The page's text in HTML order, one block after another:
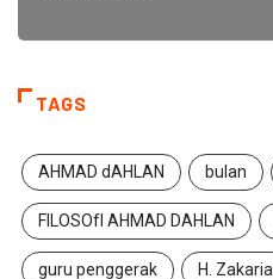
TAGS
AHMAD dAHLAN bulan
FILOSOfI AHMAD DAHLAN
guru penggerak H. Zakaria.